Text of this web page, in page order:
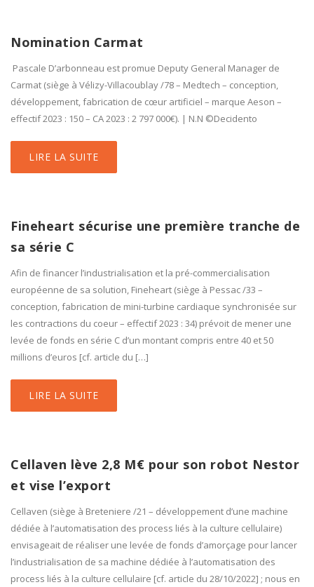
Nomination Carmat
Pascale D’arbonneau est promue Deputy General Manager de
Carmat (siège à Vélizy-Villacoublay /78 – Medtech – conception,
développement, fabrication de cœur artificiel – marque Aeson –
effectif 2023 : 150 – CA 2023 : 2 797 000€). | N.N ©Decidento
LIRE LA SUITE
Fineheart sécurise une première tranche de
sa série C
Afin de financer l’industrialisation et la pré-commercialisation
européenne de sa solution, Fineheart (siège à Pessac /33 –
conception, fabrication de mini-turbine cardiaque synchronisée sur
les contractions du coeur – effectif 2023 : 34) prévoit de mener une
levée de fonds en série C d’un montant compris entre 40 et 50
millions d’euros [cf. article du […]
LIRE LA SUITE
Cellaven lève 2,8 M€ pour son robot Nestor
et vise l’export
Cellaven (siège à Breteniere /21 – développement d’une machine
dédiée à l’automatisation des process liés à la culture cellulaire)
envisageait de réaliser une levée de fonds d’amorçage pour lancer
l’industrialisation de sa machine dédiée à l’automatisation des
process liés à la culture cellulaire [cf. article du 28/10/2022] ; nous en